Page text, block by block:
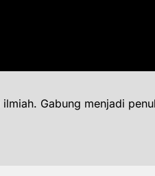
Gabung menjadi